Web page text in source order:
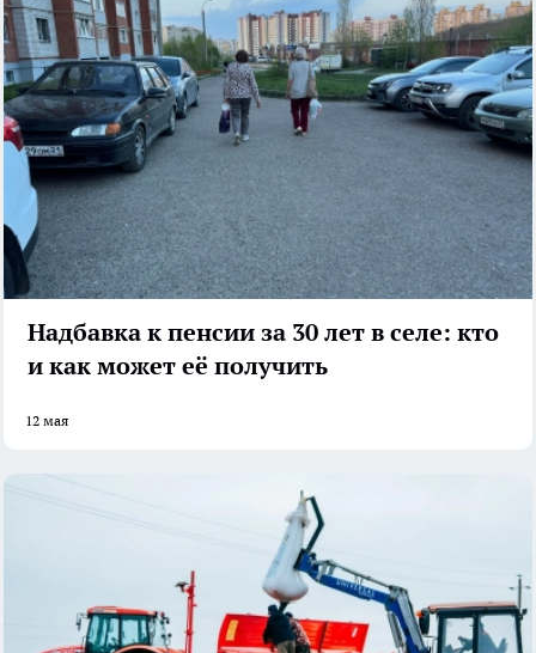
Надбавка к пенсии за 30 лет в селе: кто
и как может её получить
12 мая